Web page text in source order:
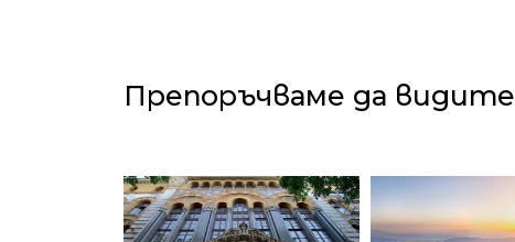
Препоръчваме да видите